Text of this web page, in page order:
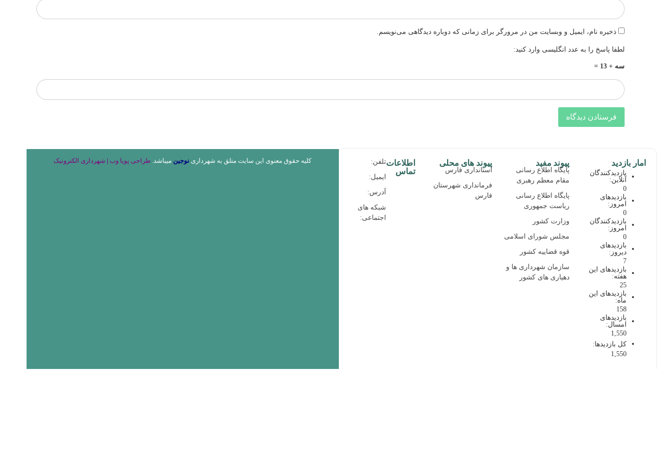
ذخیره نام، ایمیل و وبسایت من در مرورگر برای زمانی که دوباره دیدگاهی می‌نویسم.
لطفا پاسخ را به عدد انگلیسی وارد کنید:
سه + 13 =
امار بازدید
بازدیدکنندگان
آنلاین:
0
بازدیدهای
امروز:
0
بازدیدکنندگان
امروز:
0
بازدیدهای
دیروز:
7
بازدیدهای این
هفته:
25
بازدیدهای این
ماه:
158
بازدیدهای
امسال:
1,550
کل بازدیدها:
1,550
پیوند مفید
پایگاه اطلاع رسانی
مقام معظم رهبری
پایگاه اطلاع رسانی
ریاست جمهوری
وزارت کشور
مجلس شورای اسلامی
قوه قضاییه کشور
سازمان شهرداری ها و
دهیاری های کشور
پیوند های محلی
استانداری فارس
فرمانداری شهرستان
فارس
اطلاعات
تماس
تلفن:
ایمیل:
آدرس:
شبکه های
اجتماعی:
کلیه حقوق معنوی این سایت متلق به شهرداری نوجین میباشد. طراحی پویا وب | شهرداری الکترونیک